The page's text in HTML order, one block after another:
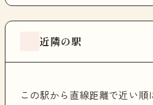
近隣の駅
この駅から直線距離で近い順